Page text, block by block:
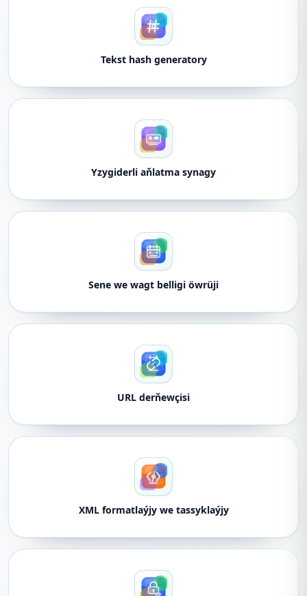
Tekst hash generatory
Yzygiderli aňlatma synagy
Sene we wagt belligi öwrüji
URL derňewçisi
XML formatlaýjy we tassyklaýjy